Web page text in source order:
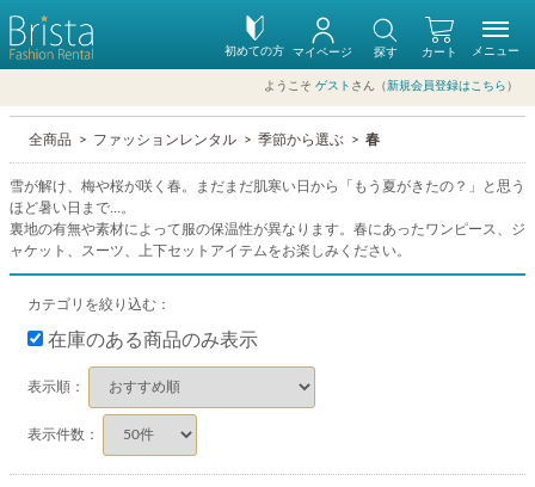
初めての方 カート
マイページ 探す
ようこそ ゲスト さん（新規会員登録はこちら ）
メニュー
全商品 ファッションレンタル 季節から選ぶ 春
雪が解け、梅や桜が咲く春。まだまだ肌寒い日から「もう夏がきたの？」と思う
ほど暑い日まで…。
裏地の有無や素材によって服の保温性が異なります。春にあったワンピース、ジ
ャケット、スーツ、上下セットアイテムをお楽しみください。
カテゴリを絞り込む：
在庫のある商品のみ表示
表示順：
表示件数：